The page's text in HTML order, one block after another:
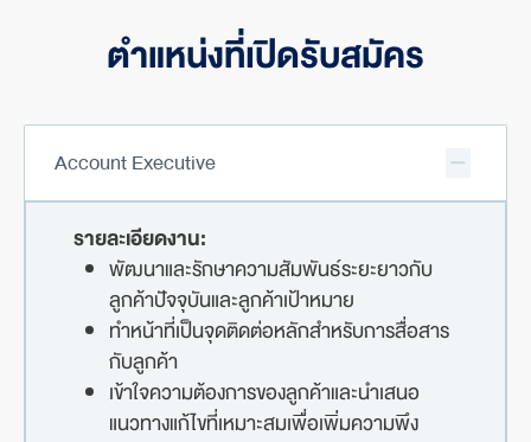
ตำแหน่งที่เปิดรับสมัคร
Account Executive
รายละเอียดงาน:
พัฒนาและรักษาความสัมพันธ์ระยะยาวกับ
ลูกค้าปัจจุบันและลูกค้าเป้าหมาย
ทำหน้าที่เป็นจุดติดต่อหลักสำหรับการสื่อสาร
กับลูกค้า
เข้าใจความต้องการของลูกค้าและนำเสนอ
แนวทางแก้ไขที่เหมาะสมเพื่อเพิ่มความพึง